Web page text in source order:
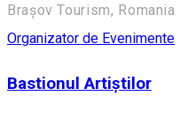
Brașov Tourism, Romania
Organizator de Evenimente
Bastionul Artiștilor